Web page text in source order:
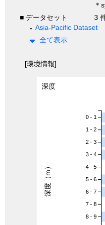
＊
■ データセット
3
Asia-Pacific Dataset
全て表示
[環境情報]
深度
0 - 1
1 - 2
2 - 3
3 - 4
4 - 5
5 - 6
6 - 7
7 - 8
8 - 9
深度（m）